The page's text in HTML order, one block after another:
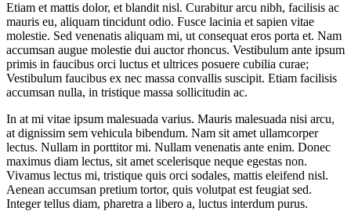
Etiam et mattis dolor, et blandit nisl. Curabitur arcu nibh, facilisis ac
mauris eu, aliquam tincidunt odio. Fusce lacinia et sapien vitae
molestie. Sed venenatis aliquam mi, ut consequat eros porta et. Nam
accumsan augue molestie dui auctor rhoncus. Vestibulum ante ipsum
primis in faucibus orci luctus et ultrices posuere cubilia curae;
Vestibulum faucibus ex nec massa convallis suscipit. Etiam facilisis
accumsan nulla, in tristique massa sollicitudin ac.
In at mi vitae ipsum malesuada varius. Mauris malesuada nisi arcu,
at dignissim sem vehicula bibendum. Nam sit amet ullamcorper
lectus. Nullam in porttitor mi. Nullam venenatis ante enim. Donec
maximus diam lectus, sit amet scelerisque neque egestas non.
Vivamus lectus mi, tristique quis orci sodales, mattis eleifend nisl.
Aenean accumsan pretium tortor, quis volutpat est feugiat sed.
Integer tellus diam, pharetra a libero a, luctus interdum purus.